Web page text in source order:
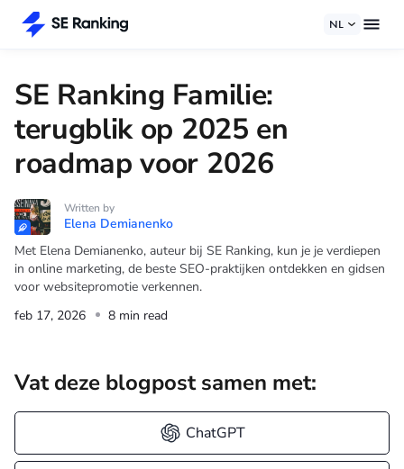
NL
SE Ranking Familie:
terugblik op 2025 en
roadmap voor 2026
Written by
Elena Demianenko
Met Elena Demianenko, auteur bij SE Ranking, kun je je verdiepen
in online marketing, de beste SEO-praktijken ontdekken en gidsen
voor websitepromotie verkennen.
feb 17, 2026
8 min read
Vat deze blogpost samen met:
ChatGPT